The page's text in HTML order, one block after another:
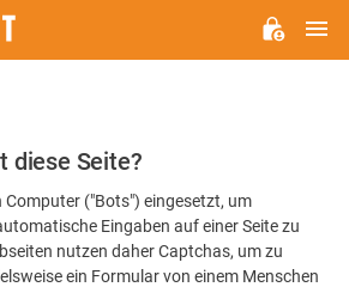
diese Seite?
Computer ("Bots") eingesetzt, um
Eingaben auf einer Seite zu
nutzen daher Captchas, um zu
ein Formular von einem Menschen